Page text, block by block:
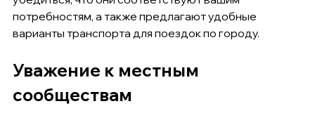
потребностям, а также предлагают удобные
варианты транспорта для поездок по городу.
Уважение к местным
сообществам